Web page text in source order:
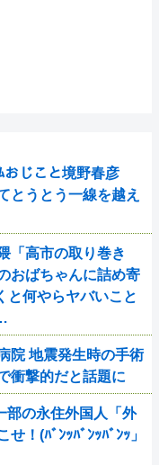
おじこと境野春彦
とうとう一線を越え
「高市の取り巻き
おばちゃんに詰め寄
何やらヤバいこと
院 地震発生時の手術
衝撃的だと話題に
部の永住外国人「外
！(ﾊﾞﾝｯﾊﾞﾝｯﾊﾞﾝｯ」